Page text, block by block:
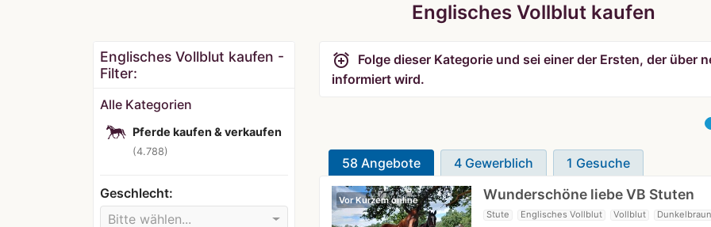
Englisches Vollblut kaufen
Englisches Vollblut kaufen -
Filter:
Alle Kategorien
Pferde kaufen & verkaufen
(4.788)
Geschlecht:
Bitte wählen...
alarm_add Folge dieser Kategorie und sei einer der Ersten, der über
informiert wird.
58 Angebote 4 Gewerblich 1 Gesuche
Vor Kurzem online Wunderschöne liebe VB Stuten
Stute Englisches Vollblut Vollblut